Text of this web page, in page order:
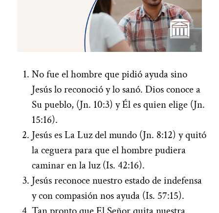
No fue el hombre que pidió ayuda sino
Jesús lo reconoció y lo sanó. Dios conoce a
Su pueblo, (Jn. 10:3) y Él es quien elige (Jn.
15:16).
Jesús es La Luz del mundo (Jn. 8:12) y quitó
la ceguera para que el hombre pudiera
caminar en la luz (Is. 42:16).
Jesús reconoce nuestro estado de indefensa
y con compasión nos ayuda (Is. 57:15).